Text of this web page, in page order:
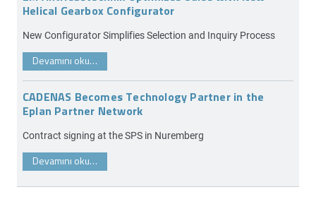
Helical Gearbox Configurator
New Configurator Simplifies Selection and Inquiry Process
Devamını oku…
CADENAS Becomes Technology Partner in the
Eplan Partner Network
Contract signing at the SPS in Nuremberg
Devamını oku…